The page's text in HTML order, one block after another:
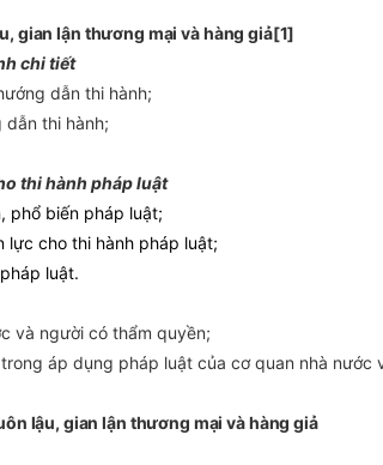
gian lận thương mại và hàng giả[1]
chi tiết
dẫn thi hành;
thi hành;
thi hành pháp luật
phổ biến pháp luật;
lực cho thi hành pháp luật;
luật.
và người có thẩm quyền;
áp dụng pháp luật của cơ quan nhà nước
lậu, gian lận thương mại và hàng giả